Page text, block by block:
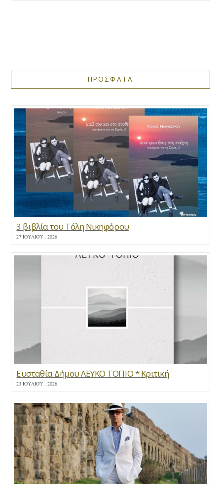
ΠΡΟΣΦΑΤΑ
3 βιβλία του Τόλη Νικηφόρου
27 ΙΟΥΛΊΟΥ , 2026
Ευσταθία Δήμου ΛΕΥΚΟ ΤΟΠΙΟ * Κριτική
23 ΙΟΥΛΊΟΥ , 2026